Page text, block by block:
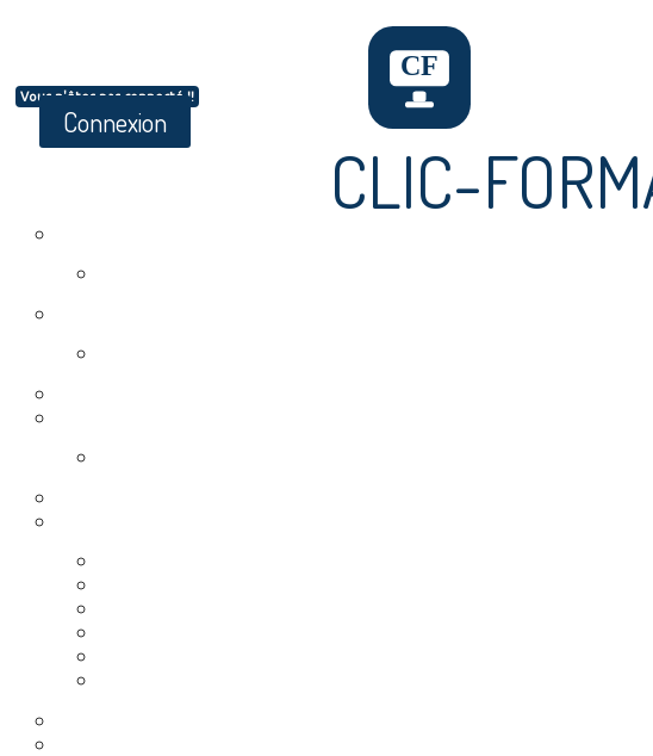
Vous n'êtes pas connecté !!
Connexion
CLIC-